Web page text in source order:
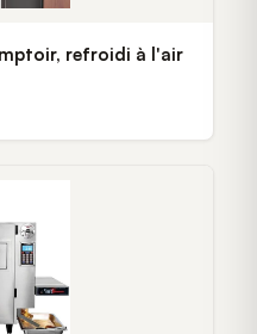
refroidi à l'air